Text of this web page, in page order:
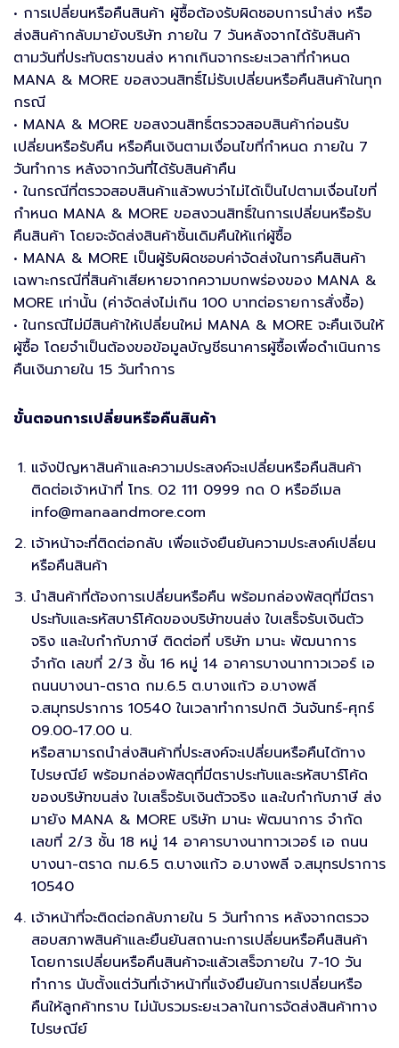
• การเปลี่ยนหรือคืนสินค้า ผู้ซื้อต้องรับผิดชอบการนำส่ง หรือ
ส่งสินค้ากลับมายังบริษัท ภายใน 7 วันหลังจากได้รับสินค้า
ตามวันที่ประทับตราขนส่ง หากเกินจากระยะเวลาที่กำหนด
MANA & MORE ขอสงวนสิทธิ์ไม่รับเปลี่ยนหรือคืนสินค้าในทุก
กรณี
• MANA & MORE ขอสงวนสิทธิ์ตรวจสอบสินค้าก่อนรับ
เปลี่ยนหรือรับคืน หรือคืนเงินตามเงื่อนไขที่กำหนด ภายใน 7
วันทำการ หลังจากวันที่ได้รับสินค้าคืน
• ในกรณีที่ตรวจสอบสินค้าแล้วพบว่าไม่ได้เป็นไปตามเงื่อนไขที่
กำหนด MANA & MORE ขอสงวนสิทธิ์ในการเปลี่ยนหรือรับ
คืนสินค้า โดยจะจัดส่งสินค้าชิ้นเดิมคืนให้แก่ผู้ซื้อ
• MANA & MORE เป็นผู้รับผิดชอบค่าจัดส่งในการคืนสินค้า
เฉพาะกรณีที่สินค้าเสียหายจากความบกพร่องของ MANA &
MORE เท่านั้น (ค่าจัดส่งไม่เกิน 100 บาทต่อรายการสั่งซื้อ)
• ในกรณีไม่มีสินค้าให้เปลี่ยนใหม่ MANA & MORE จะคืนเงินให้
ผู้ซื้อ โดยจำเป็นต้องขอข้อมูลบัญชีธนาคารผู้ซื้อเพื่อดำเนินการ
คืนเงินภายใน 15 วันทำการ
ขั้นตอนการเปลี่ยนหรือคืนสินค้า
แจ้งปัญหาสินค้าและความประสงค์จะเปลี่ยนหรือคืนสินค้า
ติดต่อเจ้าหน้าที่ โทร. 02 111 0999 กด 0 หรืออีเมล
info@manaandmore.com
เจ้าหน้าจะที่ติดต่อกลับ เพื่อแจ้งยืนยันความประสงค์เปลี่ยน
หรือคืนสินค้า
นำสินค้าที่ต้องการเปลี่ยนหรือคืน พร้อมกล่องพัสดุที่มีตรา
ประทับและรหัสบาร์โค้ดของบริษัทขนส่ง ใบเสร็จรับเงินตัว
จริง และใบกำกับภาษี ติดต่อที่ บริษัท มานะ พัฒนาการ
จำกัด เลขที่ 2/3 ชั้น 16 หมู่ 14 อาคารบางนาทาวเวอร์ เอ
ถนนบางนา-ตราด กม.6.5 ต.บางแก้ว อ.บางพลี
จ.สมุทรปราการ 10540 ในเวลาทำการปกติ วันจันทร์-ศุกร์
09.00-17.00 น.
หรือสามารถนำส่งสินค้าที่ประสงค์จะเปลี่ยนหรือคืนได้ทาง
ไปรษณีย์ พร้อมกล่องพัสดุที่มีตราประทับและรหัสบาร์โค้ด
ของบริษัทขนส่ง ใบเสร็จรับเงินตัวจริง และใบกำกับภาษี ส่ง
มายัง MANA & MORE บริษัท มานะ พัฒนาการ จำกัด
เลขที่ 2/3 ชั้น 18 หมู่ 14 อาคารบางนาทาวเวอร์ เอ ถนน
บางนา-ตราด กม.6.5 ต.บางแก้ว อ.บางพลี จ.สมุทรปราการ
10540
เจ้าหน้าที่จะติดต่อกลับภายใน 5 วันทำการ หลังจากตรวจ
สอบสภาพสินค้าและยืนยันสถานะการเปลี่ยนหรือคืนสินค้า
โดยการเปลี่ยนหรือคืนสินค้าจะแล้วเสร็จภายใน 7-10 วัน
ทำการ นับตั้งแต่วันที่เจ้าหน้าที่แจ้งยืนยันการเปลี่ยนหรือ
คืนให้ลูกค้าทราบ ไม่นับรวมระยะเวลาในการจัดส่งสินค้าทาง
ไปรษณีย์